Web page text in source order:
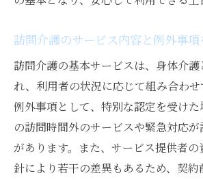
訪問介護のサービス内容と例外事項
訪問介護の基本サービスは、身体介
れ、利用者の状況に応じて組み合わせ
例外事項として、特別な認定を受け
の訪問時間外のサービスや緊急対応
があります。また、サービス提供者
針により若干の差異もあるため、契